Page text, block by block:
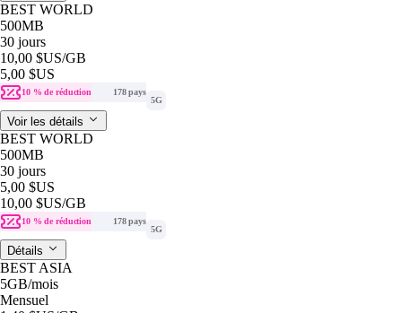
BEST WORLD
500MB
30 jours
10,00 $US/GB
5,00 $US
10 % de réduction
178 pays
5G
Voir les détails
BEST WORLD
500MB
30 jours
5,00 $US
10,00 $US/GB
10 % de réduction
178 pays
5G
Détails
BEST ASIA
5GB/mois
Mensuel